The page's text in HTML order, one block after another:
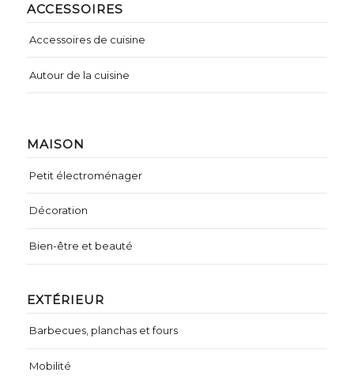
MAISON
Petit électroménager
Décoration
Bien-être et beauté
EXTÉRIEUR
Barbecues, planchas et fours
Mobilité
ACCESSOIRES
Accessoires de cuisine
Autour de la cuisine